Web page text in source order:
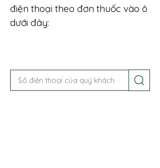
điện thoại theo đơn thuốc vào ô
dưới đây: